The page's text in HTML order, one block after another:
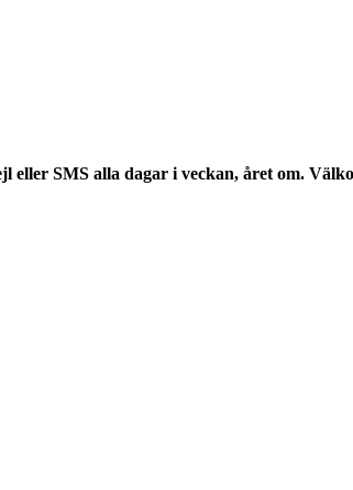
eller SMS alla dagar i veckan, året om.